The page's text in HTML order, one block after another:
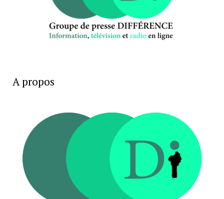
A propos